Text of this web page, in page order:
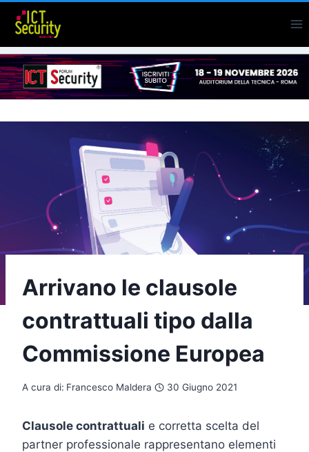
Salta
contenuto
Arrivano le clausole
contrattuali tipo dalla
Commissione Europea
A cura di: Francesco Maldera 30 Giugno 2021
Clausole contrattuali e corretta scelta del
partner professionale rappresentano elementi